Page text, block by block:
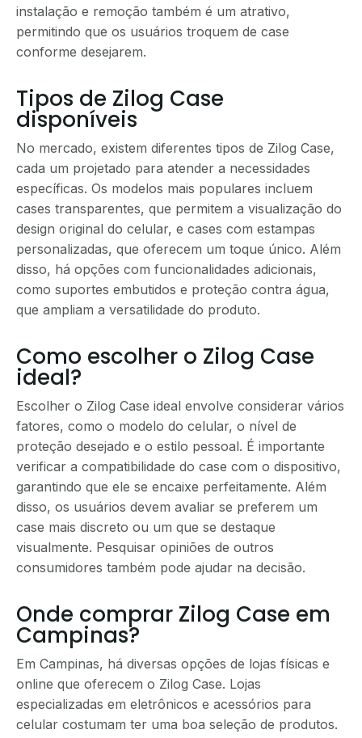
instalação e remoção também é um atrativo,
permitindo que os usuários troquem de case
conforme desejarem.
Tipos de Zilog Case
disponíveis
No mercado, existem diferentes tipos de Zilog Case,
cada um projetado para atender a necessidades
específicas. Os modelos mais populares incluem
cases transparentes, que permitem a visualização do
design original do celular, e cases com estampas
personalizadas, que oferecem um toque único. Além
disso, há opções com funcionalidades adicionais,
como suportes embutidos e proteção contra água,
que ampliam a versatilidade do produto.
Como escolher o Zilog Case
ideal?
Escolher o Zilog Case ideal envolve considerar vários
fatores, como o modelo do celular, o nível de
proteção desejado e o estilo pessoal. É importante
verificar a compatibilidade do case com o dispositivo,
garantindo que ele se encaixe perfeitamente. Além
disso, os usuários devem avaliar se preferem um
case mais discreto ou um que se destaque
visualmente. Pesquisar opiniões de outros
consumidores também pode ajudar na decisão.
Onde comprar Zilog Case em
Campinas?
Em Campinas, há diversas opções de lojas físicas e
online que oferecem o Zilog Case. Lojas
especializadas em eletrônicos e acessórios para
celular costumam ter uma boa seleção de produtos.